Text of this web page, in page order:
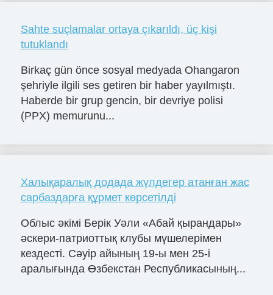
Sahte suçlamalar ortaya çıkarıldı, üç kişi
tutuklandı
Birkaç gün önce sosyal medyada Ohangaron
şehriyle ilgili ses getiren bir haber yayılmıştı.
Haberde bir grup gencin, bir devriye polisi
(PPX) memurunu...
Халықаралық додада жүлдегер атанған жас
сарбаздарға құрмет көрсетілді
Облыс әкімі Берік Уәли «Абай қырандары»
әскери-патриоттық клубы мүшелерімен
кездесті. Сәуір айының 19-ы мен 25-і
аралығында Өзбекстан Республикасының...